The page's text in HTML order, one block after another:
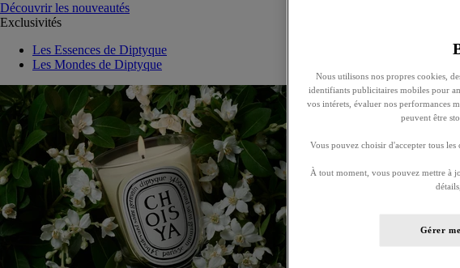
Découvrir les nouveautés
Exclusivités
Les Essences de Diptyque
Les Mondes de Diptyque
Nous utilisons nos propres cookies,
identifiants publicitaires mobiles pour
vos intérets, évaluer nos performances
peuvent être
Vous pouvez choisir d'accepter tous les
À tout moment, vous pouvez mettre à
Gérer